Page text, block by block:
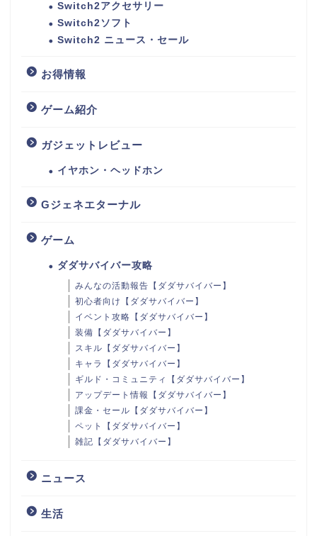
Switch2アクセサリー
Switch2ソフト
Switch2 ニュース・セール
お得情報
ゲーム紹介
ガジェットレビュー
イヤホン・ヘッドホン
Gジェネエターナル
ゲーム
ダダサバイバー攻略
みんなの活動報告【ダダサバイバー】
初心者向け【ダダサバイバー】
イベント攻略【ダダサバイバー】
装備【ダダサバイバー】
スキル【ダダサバイバー】
キャラ【ダダサバイバー】
ギルド・コミュニティ【ダダサバイバー】
アップデート情報【ダダサバイバー】
課金・セール【ダダサバイバー】
ペット【ダダサバイバー】
雑記【ダダサバイバー】
ニュース
生活